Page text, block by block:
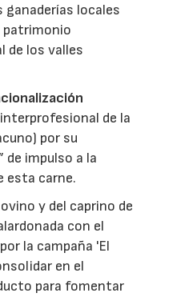
ganaderías locales
patrimonio
de los valles
de la
por su
de impulso a la
esta carne.
y del caprino de
con el
por la campaña 'El
en el
para fomentar